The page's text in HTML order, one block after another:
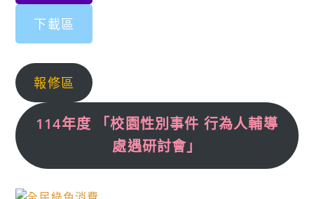
下載區
報修區
114年度 「校園性別事件 行為人輔導
處遇研討會」